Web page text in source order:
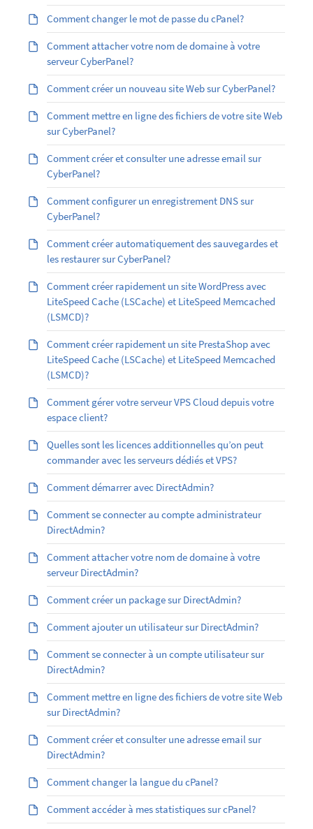
Comment changer le mot de passe du cPanel?
Comment attacher votre nom de domaine à votre
serveur CyberPanel?
Comment créer un nouveau site Web sur CyberPanel?
Comment mettre en ligne des fichiers de votre site Web
sur CyberPanel?
Comment créer et consulter une adresse email sur
CyberPanel?
Comment configurer un enregistrement DNS sur
CyberPanel?
Comment créer automatiquement des sauvegardes et
les restaurer sur CyberPanel?
Comment créer rapidement un site WordPress avec
LiteSpeed Cache (LSCache) et LiteSpeed Memcached
(LSMCD)?
Comment créer rapidement un site PrestaShop avec
LiteSpeed Cache (LSCache) et LiteSpeed Memcached
(LSMCD)?
Comment gérer votre serveur VPS Cloud depuis votre
espace client?
Quelles sont les licences additionnelles qu’on peut
commander avec les serveurs dédiés et VPS?
Comment démarrer avec DirectAdmin?
Comment se connecter au compte administrateur
DirectAdmin?
Comment attacher votre nom de domaine à votre
serveur DirectAdmin?
Comment créer un package sur DirectAdmin?
Comment ajouter un utilisateur sur DirectAdmin?
Comment se connecter à un compte utilisateur sur
DirectAdmin?
Comment mettre en ligne des fichiers de votre site Web
sur DirectAdmin?
Comment créer et consulter une adresse email sur
DirectAdmin?
Comment changer la langue du cPanel?
Comment accéder à mes statistiques sur cPanel?